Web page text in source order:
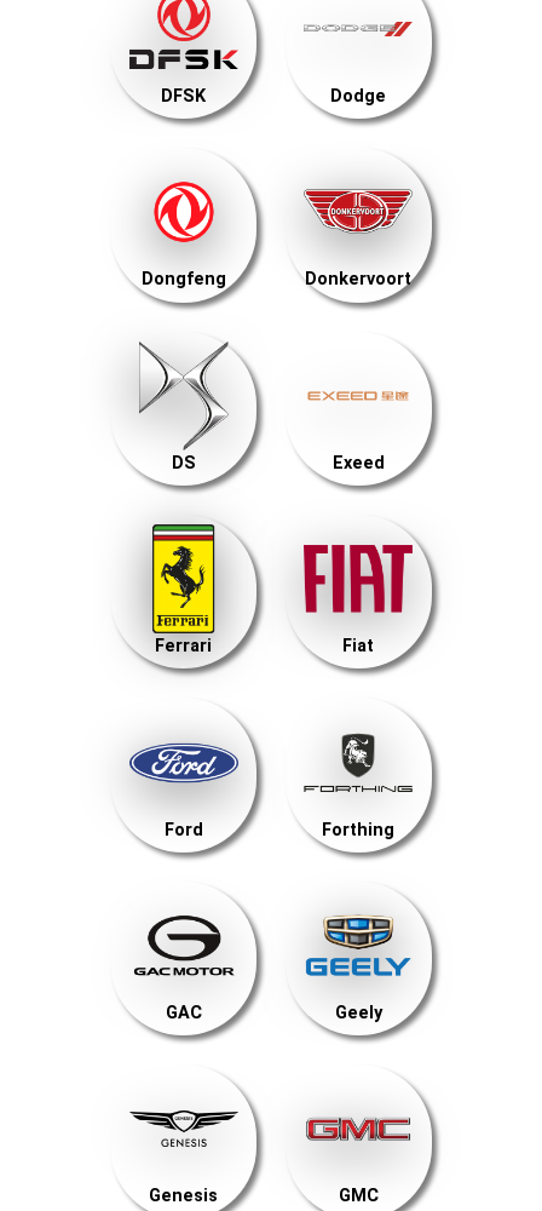
DFSK Dodge
Dongfeng Donkervoort
DS Exeed
Ferrari Fiat
Ford Forthing
GAC Geely
Genesis GMC